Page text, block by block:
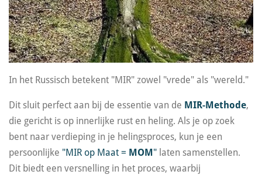
In het Russisch betekent "MIR" zowel "vrede" als "wereld."
Dit sluit perfect aan bij de essentie van de MIR-Methode,
die gericht is op innerlijke rust en heling. Als je op zoek
bent naar verdieping in je helingsproces, kun je een
persoonlijke "MIR op Maat = MOM " laten samenstellen.
Dit biedt een versnelling in het proces, waarbij